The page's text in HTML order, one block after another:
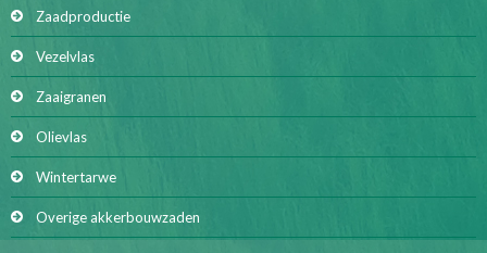
Zaadproductie
Vezelvlas
Zaaigranen
Olievlas
Wintertarwe
Overige akkerbouwzaden